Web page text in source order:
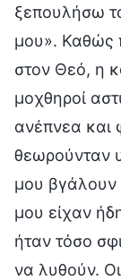
ξεπουλήσω
μου». Καθώς
στον Θεό, η
μοχθηροί
ανέπνεα και
θεωρούνταν
μου βγάλουν
μου είχαν
ήταν τόσο
να λυθούν.